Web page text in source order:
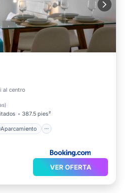
al centro
)
387.5 pies²
Aparcamiento
VER OFERTA